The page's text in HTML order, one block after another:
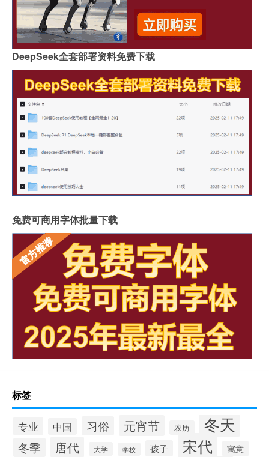
DeepSeek全套部署资料免费下载
免费可商用字体批量下载
标签
专业 中国 习俗 元宵节 农历 冬天
冬季 唐代 大学 学校 孩子 宋代 寓意